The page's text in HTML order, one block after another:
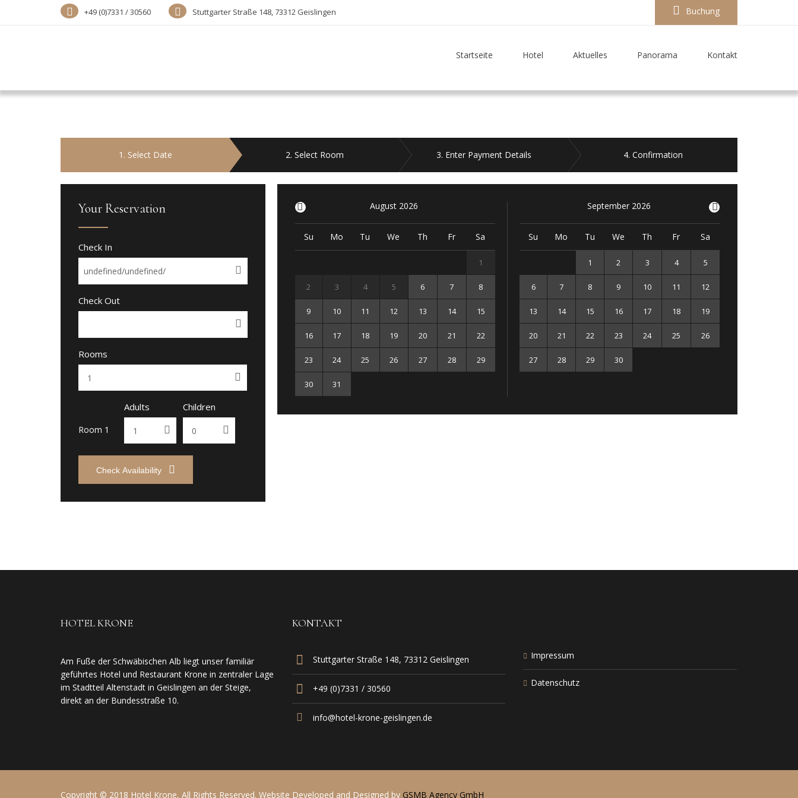
+49 (0)7331 / 30560 Stuttgarter Straße 148, 73312 Geislingen Buchung
Startseite Hotel Aktuelles Panorama Kontakt
1 . Select Date 2. Select Room 3. Enter Payment Details 4. Confirmation
< August 2026
Su Mo Tu We Th Fr Sa
1
2 3 4 5 6 7 8
9 10 11 12 13 14 15
16 17 18 19 20 21 22
23 24 25 26 27 28 29
30 31
September 2026 >
Su Mo Tu We Th Fr Sa
1 2 3 4 5
6 7 8 9 10 11 12
13 14 15 16 17 18 19
20 21 22 23 24 25 26
27 28 29 30
Your Reservation
Check In
Check Out
Rooms
Room 1
Adults Children
Check Availability
HOTEL KRONE
Am Fuße der Schwäbischen Alb liegt unser familiär
geführtes Hotel und Restaurant Krone in zentraler Lage
im Stadtteil Altenstadt in Geislingen an der Steige,
direkt an der Bundesstraße 10.
KONTAKT
Stuttgarter Straße 148, 73312 Geislingen
+49 (0)7331 / 30560
info@hotel-krone-geislingen.de
Impressum
Datenschutz
Copyright © 2018 Hotel Krone, All Rights Reserved. Website Developed and Designed by GSMB Agency GmbH